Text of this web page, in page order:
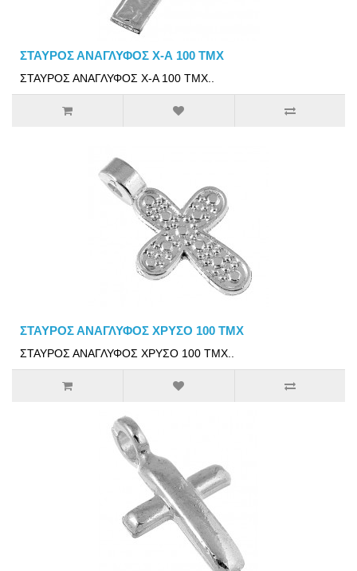
ΣΤΑΥΡΟΣ ΑΝΑΓΛΥΦΟΣ Χ-Α 100 ΤΜΧ
ΣΤΑΥΡΟΣ ΑΝΑΓΛΥΦΟΣ Χ-Α 100 ΤΜΧ..
ΣΤΑΥΡΟΣ ΑΝΑΓΛΥΦΟΣ ΧΡΥΣΟ 100 ΤΜΧ
ΣΤΑΥΡΟΣ ΑΝΑΓΛΥΦΟΣ ΧΡΥΣΟ 100 ΤΜΧ..